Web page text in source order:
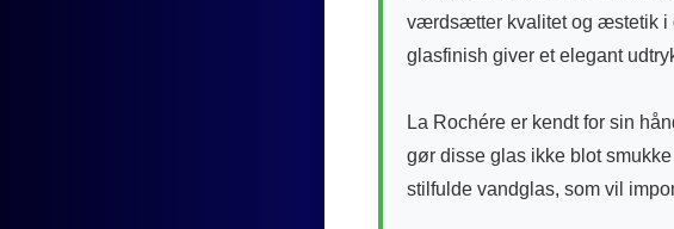
værdsætter kvalitet og æstetik i
glasfinish giver et elegant
La Rochére er kendt for sin
gør disse glas ikke blot
stilfulde vandglas, som vil